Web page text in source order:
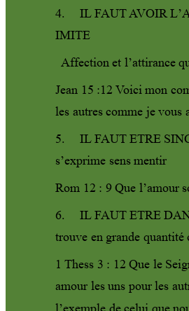
4. IL FAUTAVOIR
IMITE
Affection et l’attirance
Jean 15 :12 Voici mon
les autres comme je vous
5. IL FAUT ETRE
s’exprime sens mentir
Rom 12 : 9 Que l’amour
6. IL FAUT ETRE
trouve en grande quantité
1 Thess 3 : 12 Que le
amour les uns pour les